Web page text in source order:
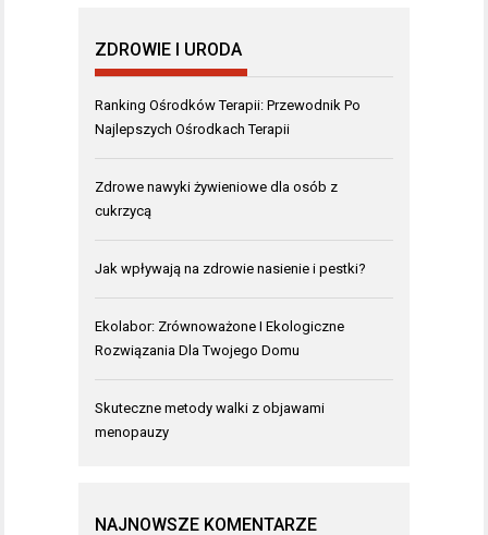
ZDROWIE I URODA
Ranking Ośrodków Terapii: Przewodnik Po
Najlepszych Ośrodkach Terapii
Zdrowe nawyki żywieniowe dla osób z
cukrzycą
Jak wpływają na zdrowie nasienie i pestki?
Ekolabor: Zrównoważone I Ekologiczne
Rozwiązania Dla Twojego Domu
Skuteczne metody walki z objawami
menopauzy
NAJNOWSZE KOMENTARZE